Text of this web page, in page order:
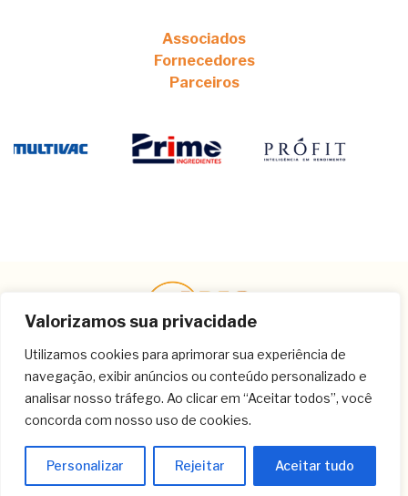
Valorizamos sua privacidade
Utilizamos cookies para aprimorar sua experiência de
navegação, exibir anúncios ou conteúdo personalizado e
analisar nosso tráfego. Ao clicar em “Aceitar todos”, você
concorda com nosso uso de cookies.
Personalizar Rejeitar Aceitar tudo
Associados
Fornecedores
Parceiros
Contato
(11) 3259-8266